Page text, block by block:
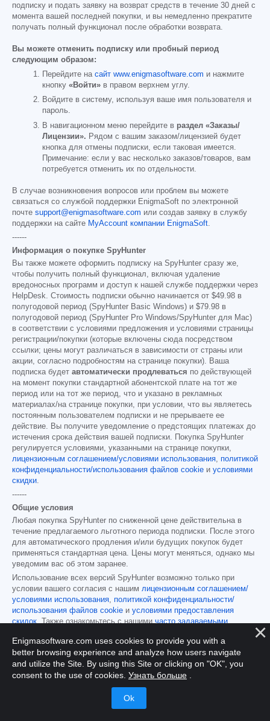
подписку и подать заявку на возврат средств в течение 30 дней с
момента вашей последней покупки, и вы немедленно прекратите
получать полный функционал после обработки возврата.
Вы можете отменить подписку или пробный период
следующим образом:
Перейдите на сайт www.enigmasoftware.com и нажмите
кнопку «Войти» в правом верхнем углу.
Войдите в систему, используя ваше имя пользователя и
пароль.
В навигационном меню перейдите в раздел «Заказы/
Лицензии». Рядом с вашим заказом/лицензией будет
кнопка для отмены подписки, если таковая имеется.
Примечание: если у вас несколько заказов/товаров, вам
потребуется отменить их по отдельности.
В случае возникновения вопросов или проблем вы можете
связаться со службой поддержки EnigmaSoft по электронной
почте support@enigmasoftware.com или создав заявку в службу
поддержки на сайте MyAccount компании EnigmaSoft
------
Информация о покупке SpyHunter
Вы также можете оформить подписку на SpyHunter сразу же,
чтобы получить полный функционал, включая удаление
вредоносных программ и доступ к нашей службе поддержки через
HelpDesk. Стоимость подписки обычно начинается от $49.98 в
полугодовой период (SpyHunter Basic Windows) и $79.98 в
полугодовой период (SpyHunter Pro Windows/SpyHunter для Mac)
в соответствии с условиями предложения и условиями страницы
регистрации/покупки (которые включены сюда посредством
ссылки; цены могут различаться в зависимости от страны или
акции, согласно подробностям на странице покупки). Ваша
подписка будет автоматически продлеваться по действующей
на момент покупки стандартной абонентской плате на тот же
период или на тот же период, что и указано в рекламных
материалах/на странице покупки, при условии, что вы являетесь
постоянным пользователем подписки и не прерываете ее
действие. Вы получите уведомление о предстоящих платежах до
истечения срока действия вашей подписки. Покупка SpyHunter
регулируется условиями, указанными на странице покупки,
лицензионным соглашением/условиями использования
политикой
конфиденциальности/использования файлов cookie и условиями
скидки
------
Общие условия
Любая покупка SpyHunter по сниженной цене действительна в
течение предлагаемого льготного периода подписки. После этого
для автоматического продления и/или будущих покупок будет
применяться стандартная цена. Цены могут меняться, однако мы
уведомим вас об этом заранее.
Использование всех версий SpyHunter возможно только при
условии вашего согласия с нашим лицензионным соглашением/
условиями использования
политикой конфиденциальности/
использования файлов cookie и условиями предоставления
скидок . Также ознакомьтесь с нашими часто задаваемыми
SpyHunter,узнайте, как это сделать .
Дополнительные положения и условия
Enigmasoftware.com uses cookies to provide you with a
better browsing experience and analyze how users navigate
and utilize the Site. By using this Site or clicking on "OK", you
consent to the use of cookies. Узнать больше